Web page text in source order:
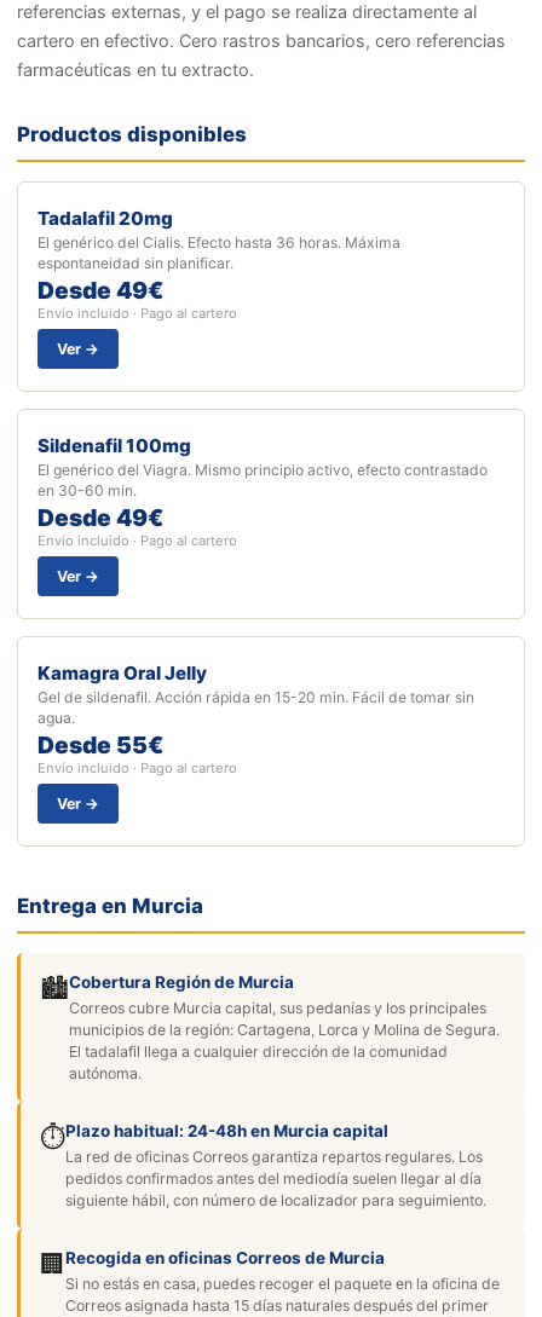
referencias externas, y el pago se realiza directamente al
cartero en efectivo. Cero rastros bancarios, cero referencias
farmacéuticas en tu extracto.
Productos disponibles
Tadalafil 20mg
El genérico del Cialis. Efecto hasta 36 horas. Máxima
espontaneidad sin planificar.
Desde 49€
Envío incluido · Pago al cartero
Ver →
Sildenafil 100mg
El genérico del Viagra. Mismo principio activo, efecto contrastado
en 30-60 min.
Desde 49€
Envío incluido · Pago al cartero
Ver →
Kamagra Oral Jelly
Gel de sildenafil. Acción rápida en 15-20 min. Fácil de tomar sin
agua.
Desde 55€
Envío incluido · Pago al cartero
Ver →
Entrega en Murcia
🏙️Cobertura Región de Murcia
Correos cubre Murcia capital, sus pedanías y los principales
municipios de la región: Cartagena, Lorca y Molina de Segura.
El tadalafil llega a cualquier dirección de la comunidad
autónoma.
⏱️Plazo habitual: 24-48h en Murcia capital
La red de oficinas Correos garantiza repartos regulares. Los
pedidos confirmados antes del mediodía suelen llegar al día
siguiente hábil, con número de localizador para seguimiento.
🏢Recogida en oficinas Correos de Murcia
Si no estás en casa, puedes recoger el paquete en la oficina de
Correos asignada hasta 15 días naturales después del primer